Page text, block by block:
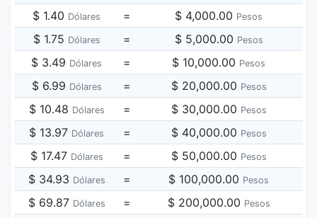
$ 1.40 Dólares = $ 4,000.00 Pesos
$ 1.75 Dólares = $ 5,000.00 Pesos
$ 3.49 Dólares = $ 10,000.00 Pesos
$ 6.99 Dólares = $ 20,000.00 Pesos
$ 10.48 Dólares = $ 30,000.00 Pesos
$ 13.97 Dólares = $ 40,000.00 Pesos
$ 17.47 Dólares = $ 50,000.00 Pesos
$ 34.93 Dólares = $ 100,000.00 Pesos
$ 69.87 Dólares = $ 200,000.00 Pesos